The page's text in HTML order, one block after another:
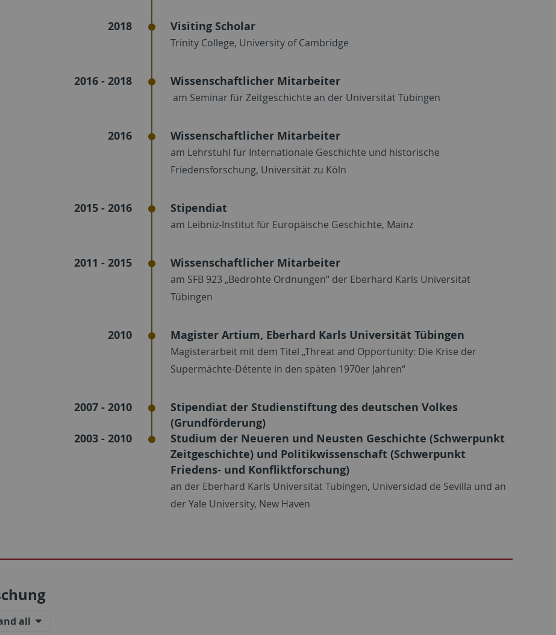
2018 Visiting Scholar
Trinity College, University of Cambridge
2016 - 2018 Wissenschaftlicher Mitarbeiter
am Seminar für Zeitgeschichte an der Universität Tübingen
2016 Wissenschaftlicher Mitarbeiter
am Lehrstuhl für Internationale Geschichte und historische
Friedensforschung, Universität zu Köln
2015 - 2016 Stipendiat
am Leibniz-Institut für Europäische Geschichte, Mainz
2011 - 2015 Wissenschaftlicher Mitarbeiter
am SFB 923 „Bedrohte Ordnungen“ der Eberhard Karls Universität
Tübingen
2010 Magister Artium, Eberhard Karls Universität Tübingen
Magisterarbeit mit dem Titel „Threat and Opportunity: Die Krise der
Supermächte-Détente in den späten 1970er Jahren“
2007 - 2010
Stipendiat der Studienstiftung des deutschen Volkes
(Grundförderung)
2003 - 2010
Studium der Neueren und Neusten Geschichte (Schwerpunkt
Zeitgeschichte) und Politikwissenschaft (Schwerpunkt
Friedens- und Konfliktforschung)
an der Eberhard Karls Universität Tübingen, Universidad de Sevilla und an
der Yale University, New Haven
all